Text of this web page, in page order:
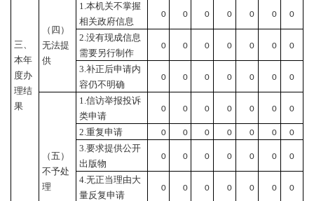
三、
本年
度办
理结
果
（四）
无法提
供
1.本机关不掌握
相关政府信息
0 0 0 0 0 0 0
2.没有现成信息
需要另行制作
0 0 0 0 0 0 0
3.补正后申请内
容仍不明确
0 0 0 0 0 0 0
（五）
不予处
理
1.信访举报投诉
类申请
0 0 0 0 0 0 0
2.重复申请 0 0 0 0 0 0 0
3.要求提供公开
出版物
0 0 0 0 0 0 0
4.无正当理由大
量反复申请
0 0 0 0 0 0 0